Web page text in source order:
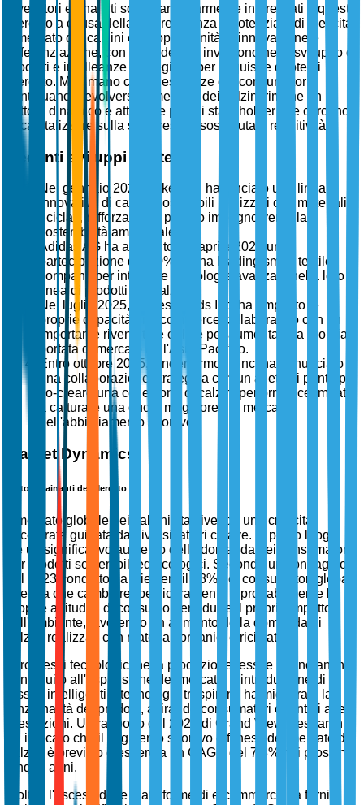
Investitori e analisti sono particolarmente interessati a questo
mercato a causa della sua resilienza e potenziale di crescita.
Il mercato dei calzini offre opportunità di innovazione e
differenziazione, con aziende che investono nello sviluppo di
prodotti e in alleanze strategiche per acquisire quote di
mercato. Man mano che le esigenze dei consumatori
continuano a evolversi, il mercato dei calzini rimane un
settore dinamico e attraente per gli stakeholder che cercano
di capitalizzare sulla sua crescita sostenuta e redditività.
Recenti sviluppi strategici
Nel gennaio 2025, Nike, Inc. ha lanciato una linea
innovativa di calzini sostenibili realizzati con materiali
riciclati, rafforzando il proprio impegno verso la
sostenibilità ambientale.
Adidas AG ha acquisito nel aprile 2025 una
partecipazione del 30% in una leading smart textile
company per integrare tecnologie avanzate nella loro
linea di prodotti per calzini.
Nel luglio 2025, Hanesbrands Inc. ha ampliato le
proprie capacità di e-commerce collaborando con un
importante rivenditore online per aumentare la propria
portata di mercato nell'Asia-Pacifico.
Entro ottobre 2025, Under Armour, Inc. ha annunciato
una collaborazione strategica con un atleta di punta per
co-creare una collezione di calzini performance, mirata
a catturare una quota maggiore del mercato
dell'abbigliamento sportivo.
Market Dynamics
Fattori Trainanti del Mercato
Il mercato globale dei calzini sta vivendo una crescita
accelerata guidata da diversi fattori chiave. In primo luogo,
c'è un significativo aumento della domanda dei consumatori
per prodotti sostenibili ed ecologici. Secondo un sondaggio
del 2023 condotto da Nielsen, il 73% dei consumatori globali
afferma che cambierebbe sicuramente o probabilmente le
proprie abitudini di consumo per ridurre il proprio impatto
sull'ambiente, favorendo un aumento della domanda di
calzini realizzati con materiali organici e riciclati.
I progressi tecnologici nella produzione tessile hanno anche
contribuito all'espansione del mercato. L'introduzione di
tessuti intelligenti e tecnologie traspiranti ha migliorato la
funzionalità dei prodotti, attirando consumatori orientati alle
prestazioni. Un rapporto del 2023 di Grand View Research
ha indicato che il segmento sportivo e fitness del mercato dei
calzini è previsto crescere a un CAGR del 7,8% nei prossimi
cinque anni.
Inoltre, l'ascesa delle piattaforme di e-commerce ha fornito